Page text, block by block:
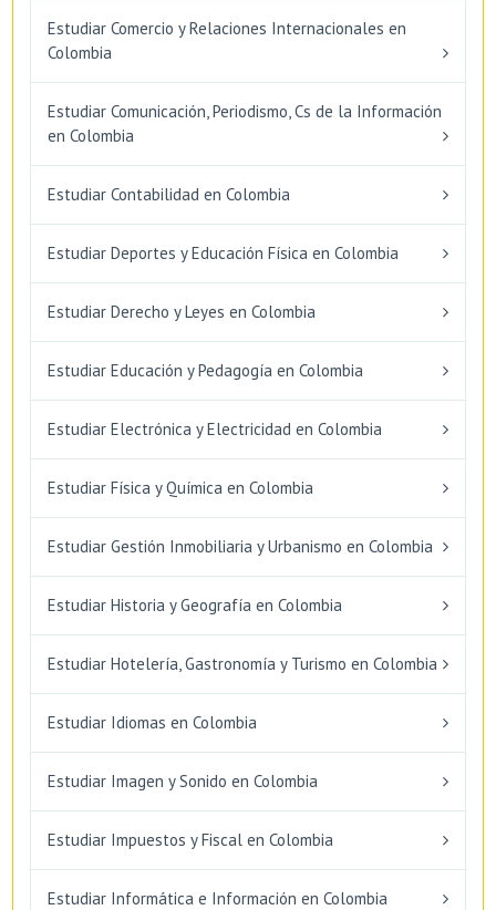
Estudiar Comercio y Relaciones Internacionales en
Colombia
Estudiar Comunicación, Periodismo, Cs de la Información
en Colombia
Estudiar Contabilidad en Colombia
Estudiar Deportes y Educación Física en Colombia
Estudiar Derecho y Leyes en Colombia
Estudiar Educación y Pedagogía en Colombia
Estudiar Electrónica y Electricidad en Colombia
Estudiar Física y Química en Colombia
Estudiar Gestión Inmobiliaria y Urbanismo en Colombia
Estudiar Historia y Geografía en Colombia
Estudiar Hotelería, Gastronomía y Turismo en Colombia
Estudiar Idiomas en Colombia
Estudiar Imagen y Sonido en Colombia
Estudiar Impuestos y Fiscal en Colombia
Estudiar Informática e Información en Colombia